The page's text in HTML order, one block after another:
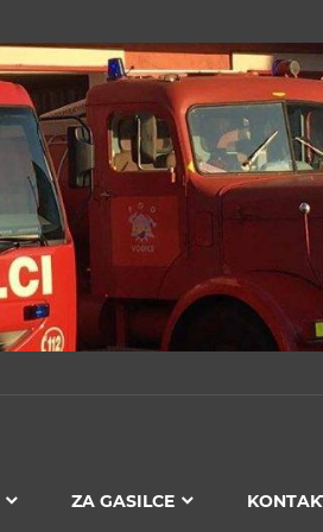
ZA GASILCE